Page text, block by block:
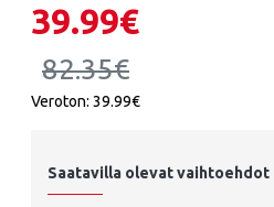
39.99€
82.35€
Veroton: 39.99€
Saatavilla olevat vaihtoehdot